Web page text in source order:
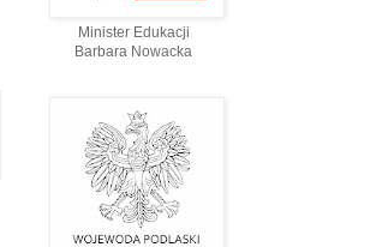
Minister Edukacji
Barbara Nowacka